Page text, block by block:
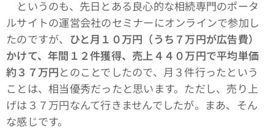
というのも、先日とある良心的な相続専門のポータ
ルサイトの運営会社のセミナーにオンラインで参加し
たのですが、 ひと月１０万円（うち７万円が広告費）
かけて、年間１２件獲得、売上４４０万円で平均単価
約３７万円とのことでしたので、月３件行ったという
ことは、相当優秀だったと思います。ただし、売り上
げは３７万円なんて行きませんでしたが。まあ、そん
な感じです。